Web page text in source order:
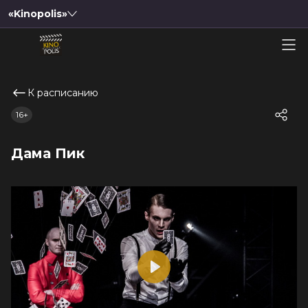
«Kinopolis»
К расписанию
Дама Пик
16+
Play